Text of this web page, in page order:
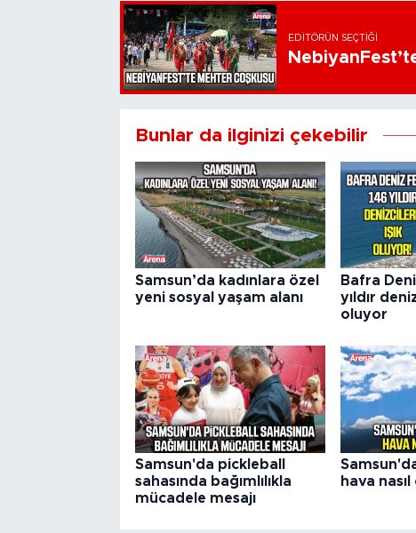
EDITÖRÜN SEÇTIĞI
Bunlar da ilginizi çekebilir
Samsun’da kadınlara özel
yeni sosyal yaşam alanı
Bafra
yıldır
oluyor
Samsun'da pickleball
sahasında bağımlılıkla
mücadele mesajı
hava